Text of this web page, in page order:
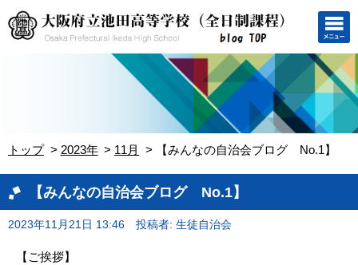
トップ 2023年 11月 【みんなの自治会ブログ No.1】
【みんなの自治会ブログ No.1】
2023年11月21日 13:46 投稿者: 生徒自治会
【ご挨拶】